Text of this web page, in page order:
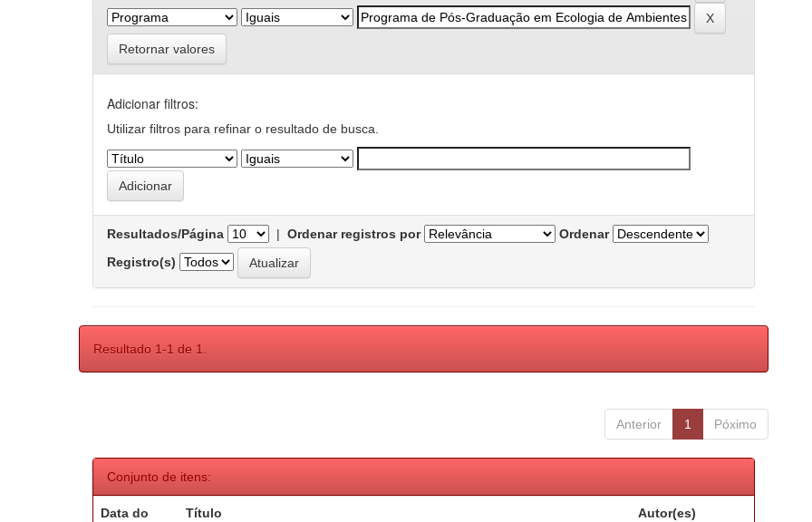
Retornar valores
Adicionar filtros:
Utilizar filtros para refinar o resultado de busca.
Resultados/Página | Ordenar registros por
Ordenar
Registro(s)
Resultado 1-1 de 1.
Anterior 1 Póximo
Conjunto de itens:
Data do Título Autor(es)